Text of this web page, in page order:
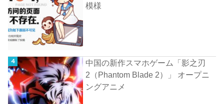
模様
中国の新作スマホゲーム「影之刃
2（Phantom Blade 2）」 オープニ
ングアニメ